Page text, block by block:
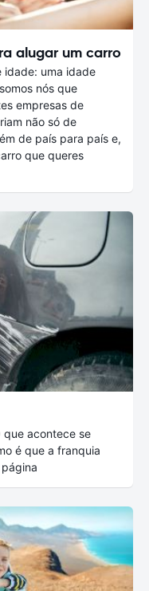
alugar um carro
idade: uma idade
nós que
empresas de
não só de
de país para país e,
que queres
que acontece se
é que a franquia